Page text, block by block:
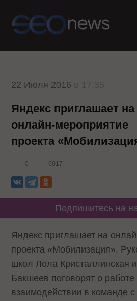
22 Июля 2016
Яндекс приглашает на
онлайн-мероприятие
проекта
0 6017
Подпишитесь на
Яндекс приглашает на
проекта «Мобилизация».
школ Лола Кристаллинская
Бакшеев поговорят о
взаимодействии в команде